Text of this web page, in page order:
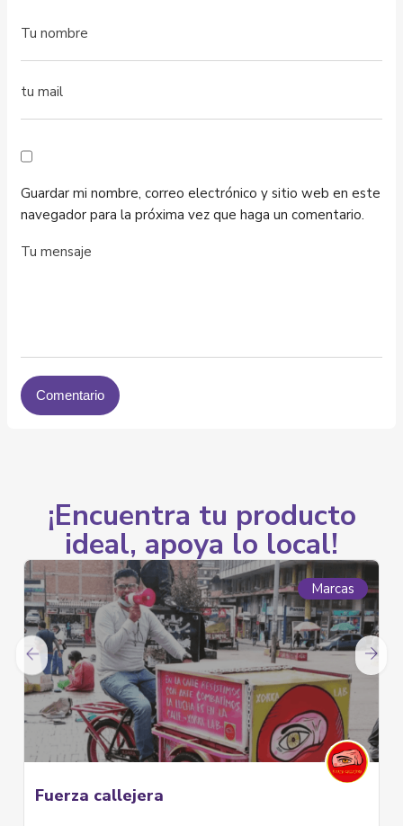
Guardar mi nombre, correo electrónico y sitio web en este
navegador para la próxima vez que haga un comentario.
¡Encuentra tu producto
ideal, apoya lo local!
Marcas
Fuerza callejera